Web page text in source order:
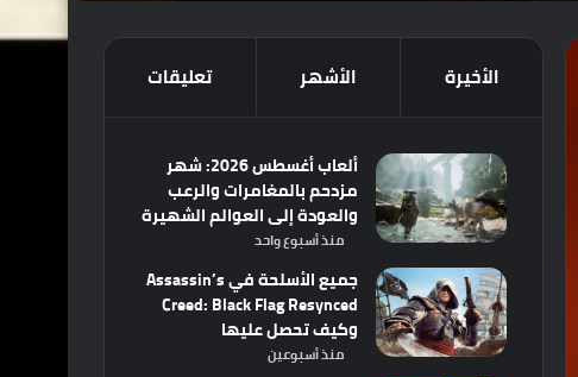
الأخيرة الأشهر تعليقات
ألعاب أغسطس 2026: شهر
مزدحم بالمغامرات والرعب
والعودة إلى العوالم الشهيرة
منذ أسبوع واحد
جميع الأسلحة في Assassin’s
Creed: Black Flag Resynced
وكيف تحصل عليها
منذ أسبوعين